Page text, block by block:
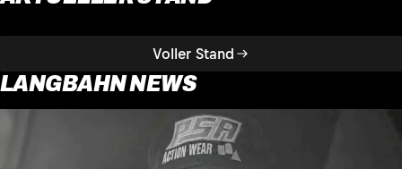
Voller Stand
LANGBAHN NEWS